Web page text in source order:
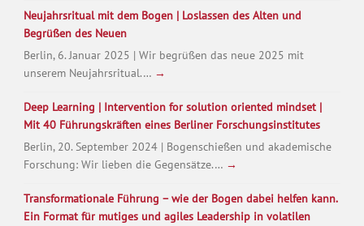
Neujahrsritual mit dem Bogen | Loslassen des Alten und
Begrüßen des Neuen
Berlin, 6. Januar 2025 | Wir begrüßen das neue 2025 mit
unserem Neujahrsritual.… →
Deep Learning | Intervention for solution oriented mindset |
Mit 40 Führungskräften eines Berliner Forschungsinstitutes
Berlin, 20. September 2024 | Bogenschießen und akademische
Forschung: Wir lieben die Gegensätze.… →
Transformationale Führung – wie der Bogen dabei helfen kann.
Ein Format für mutiges und agiles Leadership in volatilen